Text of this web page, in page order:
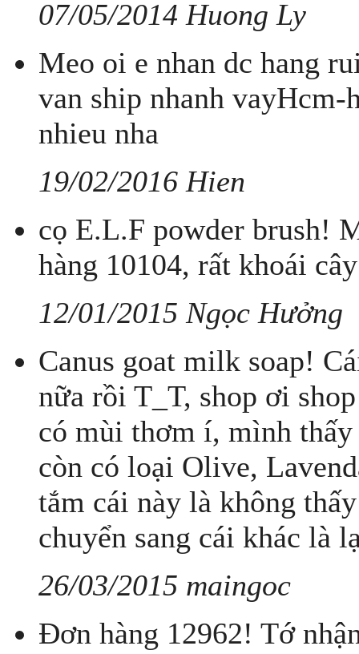
07/05/2014 Huong Ly
Meo oi e nhan dc hang
van ship nhanh vayHcm-
nhieu nha
19/02/2016 Hien
cọ E.L.F powder brush!
hàng 10104, rất khoái
12/01/2015 Ngọc Hưởng
Canus goat milk soap!
nữa rồi T_T, shop ơi
có mùi thơm í, mình thấy
còn có loại Olive,
tắm cái này là không
chuyển sang cái khác là
26/03/2015 maingoc
Đơn hàng 12962! Tớ